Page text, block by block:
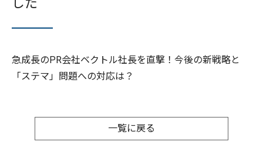
した
急成長のPR会社ベクトル社長を直撃！今後の新戦略と
「ステマ」問題への対応は？
一覧に戻る